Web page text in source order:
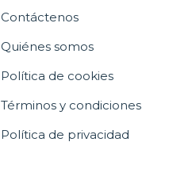
Contáctenos
Quiénes somos
Política de cookies
Términos y condiciones
Política de privacidad